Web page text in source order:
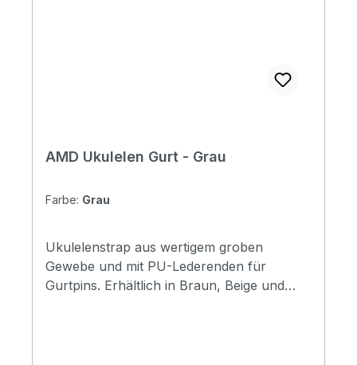
AMD Ukulelen Gurt - Grau
Farbe: Grau
Ukulelenstrap aus wertigem groben
Gewebe und mit PU-Lederenden für
Gurtpins. Erhältlich in Braun, Beige und